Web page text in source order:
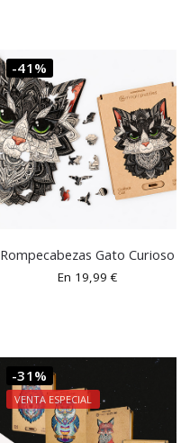
-41%
Rompecabezas Gato Curioso
En 19,99€
-31%
VENTA ESPECIAL